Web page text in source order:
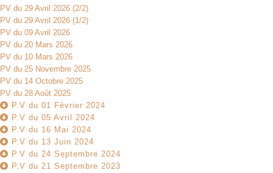
PV du 29 Avril 2026 (2/2)
PV du 29 Avril 2026 (1/2)
PV du 09 Avril 2026
PV du 20 Mars 2026
PV du 10 Mars 2026
PV du 25 Novembre 2025
PV du 14 Octobre 2025
PV du 28 Août 2025
P.V du 01 Février 2024
P.V du 05 Avril 2024
P.V du 16 Mai 2024
P.V du 13 Juin 2024
P.V du 24 Septembre 2024
P.V du 21 Septembre 2023
13h-17h